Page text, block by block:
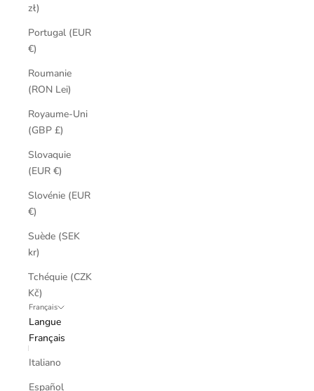
zł)
Portugal (EUR
€)
Roumanie
(RON Lei)
Royaume-Uni
(GBP £)
Slovaquie
(EUR €)
Slovénie (EUR
€)
Suède (SEK
kr)
Tchéquie (CZK
Kč)
Français
Langue
Français
Italiano
Español